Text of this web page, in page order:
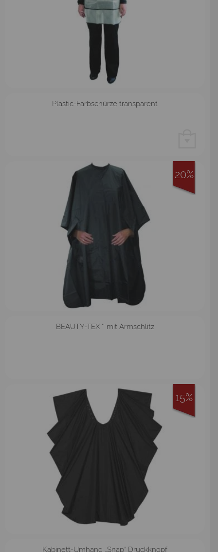
Plastic-Farbschürze transparent
BEAUTY-TEX '' mit Armschlitz
20%
Kabinett-Umhang „Snap“ Druckknopf
15%